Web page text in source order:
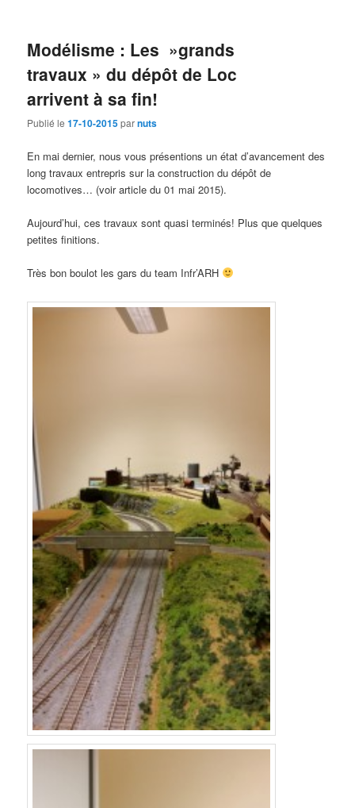
Modélisme : Les »grands
travaux » du dépôt de Loc
arrivent à sa fin!
Publié le17-10-2015parnuts
En mai dernier, nous vous présentions un état d’avancement des
long travaux entrepris sur la construction du dépôt de
locomotives… (voir article du 01 mai 2015).
Aujourd’hui, ces travaux sont quasi terminés! Plus que quelques
petites finitions.
Très bon boulot les gars du team Infr’ARH